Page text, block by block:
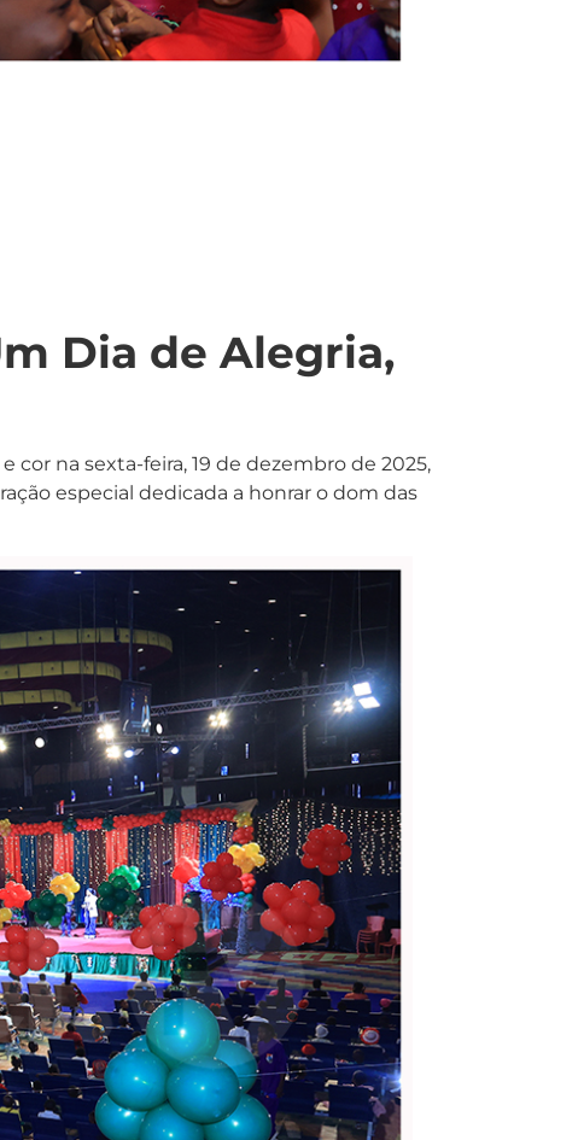
Dia de Alegria,
cor na sexta-feira, 19 de dezembro de 2025,
especial dedicada a honrar o dom das